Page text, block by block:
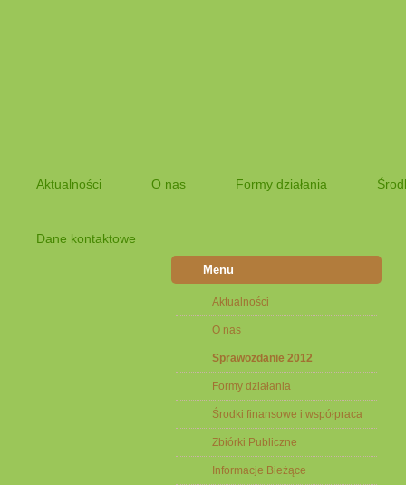
Aktualności O nas Formy działania
Dane kontaktowe
Menu
Aktualności
O nas
Sprawozdanie 2012
Formy działania
Środki finansowe i współpraca
Zbiórki Publiczne
Informacje Bieżące